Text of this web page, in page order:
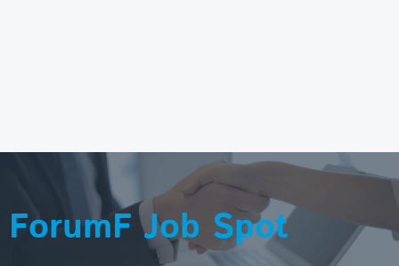
ForumF Job Spot